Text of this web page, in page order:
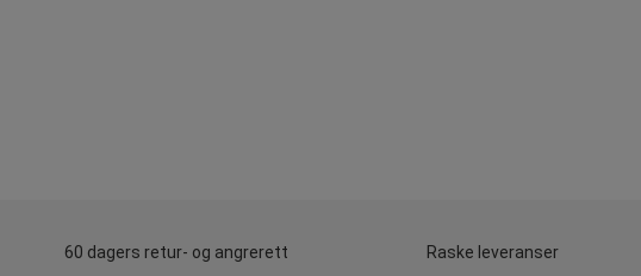
60 dagers retur- og angrerett Raske leveranser